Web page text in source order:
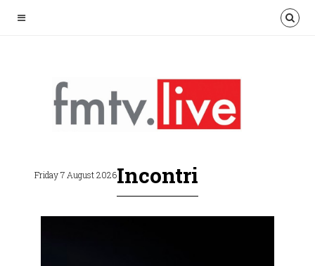
Friday 7 August 2026Incontri